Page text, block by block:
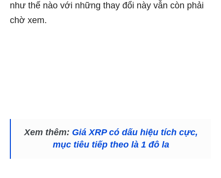
như thế nào với những thay đổi này vẫn còn phải
chờ xem.
Xem thêm: Giá XRP có dấu hiệu tích cực,
mục tiêu tiếp theo là 1 đô la